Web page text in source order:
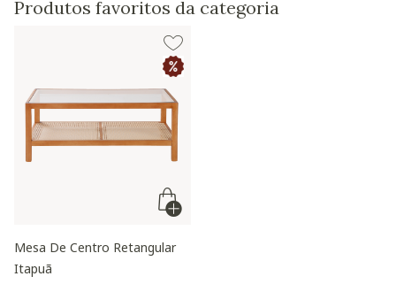
Produtos favoritos da categoria
Mesa De Centro Retangular
Itapuã